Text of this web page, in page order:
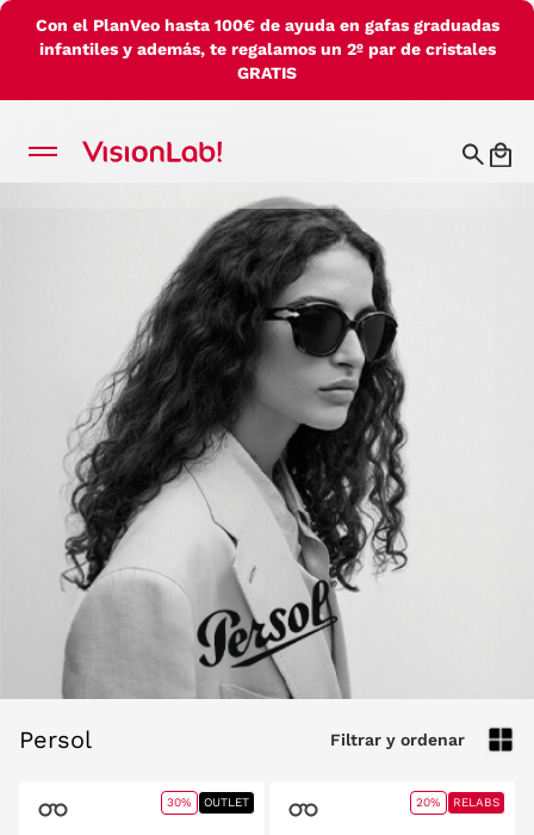
Con el PlanVeo hasta 100€ de ayuda en gafas graduadas
infantiles y además, te regalamos un 2º par de cristales
GRATIS
Persol Filtrar y ordenar
30% OUTLET 20% RELABS